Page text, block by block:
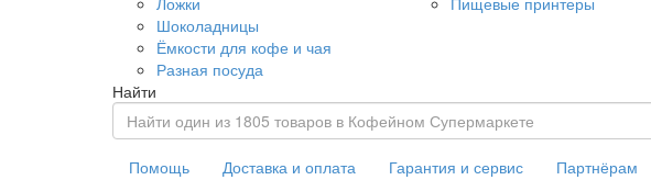
Шоколадницы
Ёмкости для кофе и чая
Разная посуда
Найти
Помощь Доставка и оплата Гарантия и сервис Партнёрам